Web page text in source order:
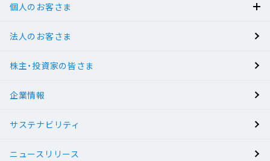
個人のお客さま
BANK
有人店舗
法人のお客さま
株主・投資家の皆さま
企業情報
サステナビリティ
ニュースリリース